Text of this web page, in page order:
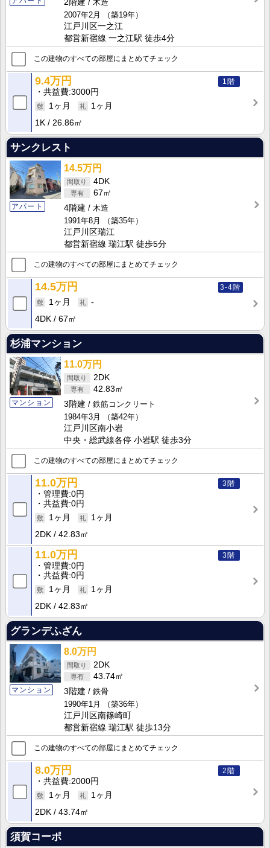
2階建
木造
2007年2月
（築19年）
江戸川区一之江
都営新宿線 一之江駅 徒歩4分
この建物のすべての部屋にまとめてチェック
1階
9.4万円
共益費 3000円
1ヶ月
1ヶ月
1K
26.86㎡
サンクレスト
アパート
14.5万円
4DK
67㎡
4階建
木造
1991年8月
（築35年）
江戸川区瑞江
都営新宿線 瑞江駅 徒歩5分
この建物のすべての部屋にまとめてチェック
3-4階
14.5万円
1ヶ月
-
4DK
67㎡
杉浦マンション
マンション
11.0万円
2DK
42.83㎡
3階建
鉄筋コンクリート
1984年3月
（築42年）
江戸川区南小岩
中央・総武線各停 小岩駅 徒歩3分
この建物のすべての部屋にまとめてチェック
3階
11.0万円
管理費 0円
共益費 0円
1ヶ月
1ヶ月
2DK
42.83㎡
3階
11.0万円
管理費 0円
共益費 0円
1ヶ月
1ヶ月
2DK
42.83㎡
グランデふざん
マンション
8.0万円
2DK
43.74㎡
3階建
鉄骨
1990年1月
（築36年）
江戸川区南篠崎町
都営新宿線 瑞江駅 徒歩13分
この建物のすべての部屋にまとめてチェック
2階
8.0万円
共益費 2000円
1ヶ月
1ヶ月
2DK
43.74㎡
須賀コーポ